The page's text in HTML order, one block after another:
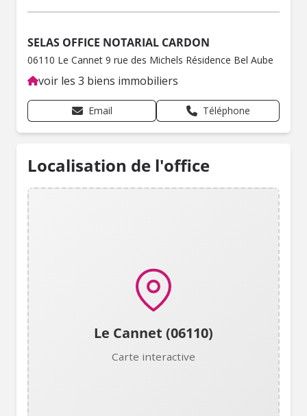
SELAS OFFICE NOTARIAL CARDON
06110 Le Cannet 9 rue des Michels Résidence Bel Aube
voir les 3 biens immobiliers
Email Téléphone
Localisation de l'office
Le Cannet (06110)
Carte interactive